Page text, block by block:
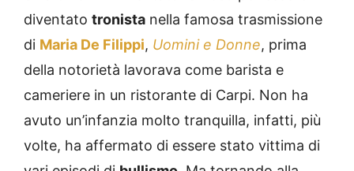
diventato tronista nella famosa trasmissione
di Maria De Filippi, Uomini e Donne, prima
della notorietà lavorava come barista e
cameriere in un ristorante di Carpi. Non ha
avuto un’infanzia molto tranquilla, infatti, più
volte, ha affermato di essere stato vittima di